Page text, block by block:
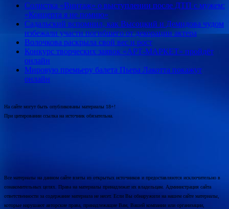
Солистка «Винтаж» о выступлении после ДТП с мужем:
«Концерта я не помню»
Садальский вспомнил, как Высоцкий и Демидова чудом
избежали участи погибшего от декорации актера
Волочкова раскрыла свой вес и рост
Конкурс творческих заявок «АРТ-МАРКЕТ» пройдёт
онлайн
Мировую премьеру балета Пьера Лакотта покажут
онлайн
На сайте могут быть опубликованы материалы 18+!
При цитировании ссылка на источник обязательна.
Все материалы на данном сайте взяты из открытых источников и предоставляются исключительно в
ознакомительных целях. Права на материалы принадлежат их владельцам. Администрация сайта
ответственности за содержание материала не несет. Если Вы обнаружили на нашем сайте материалы,
которые нарушают авторские права, принадлежащие Вам, Вашей компании или организации,